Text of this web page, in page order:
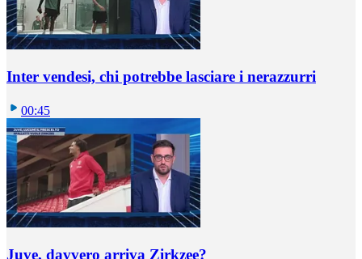
Inter vendesi, chi potrebbe lasciare i nerazzurri
00:45
Juve, davvero arriva Zirkzee?